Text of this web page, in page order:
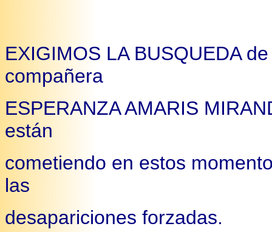
EXIGIMOS LA BUSQUEDA
compañera
ESPERANZA AMARIS
están
cometiendo en estos
las
desapariciones forzadas.